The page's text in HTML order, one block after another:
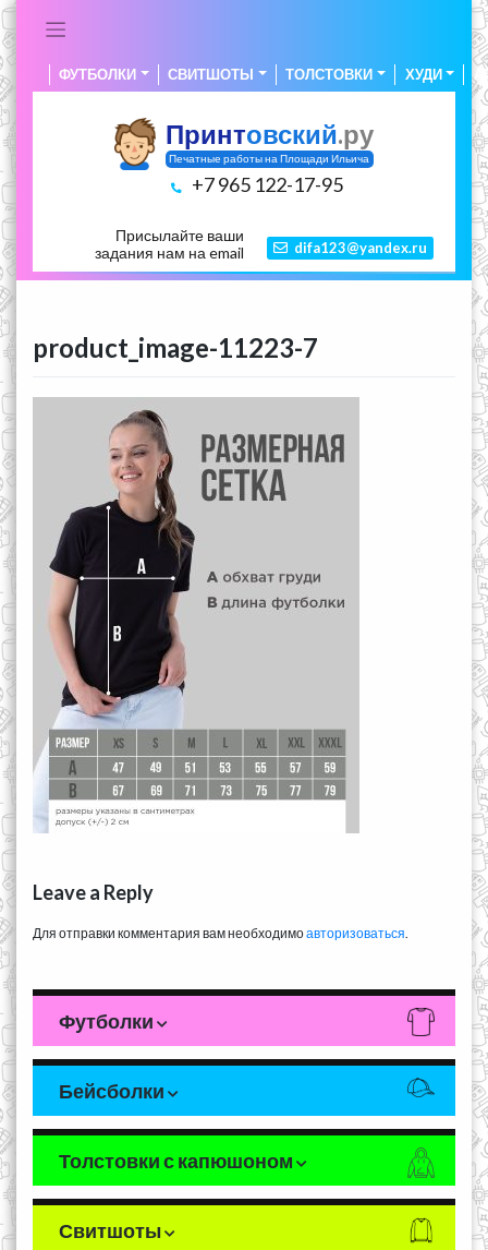
ФУТБОЛКИ СВИТШОТЫ ТОЛСТОВКИ ХУДИ
Принтовский.ру
Печатные работы на Площади Ильича
+7 965 122-17-95
Присылайте ваши
задания нам на email
difa123@yandex.ru
product_image-11223-7
Leave a Reply
Для отправки комментария вам необходимоавторизоваться
Футболки
Бейсболки
Толстовки с капюшоном
Свитшоты